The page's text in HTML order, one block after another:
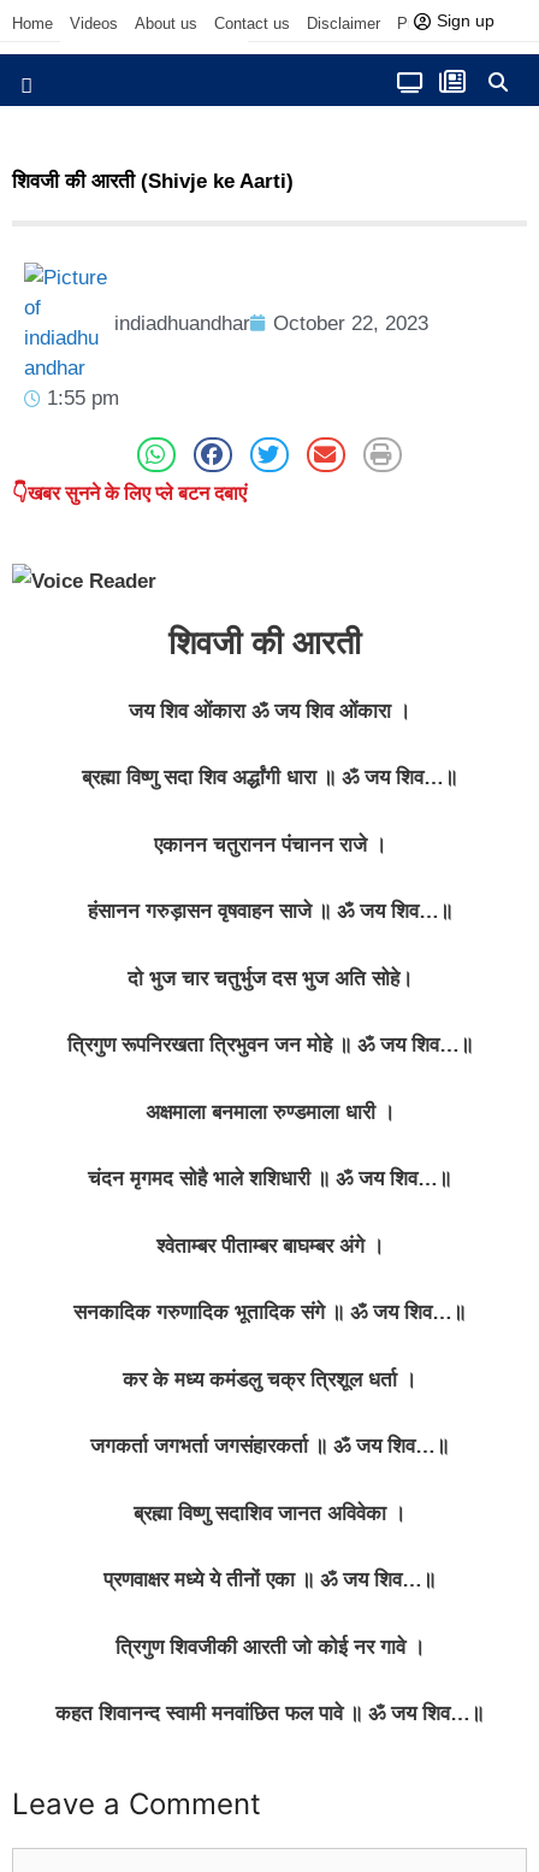
Home Videos About us Contact us Disclaimer Privacy Policy
Sign up
शिवजी की आरती (Shivje ke Aarti)
indiadhuandhar October 22, 2023
1:55 pm
👇खबर सुनने के लिए प्ले बटन दबाएं
शिवजी की आरती
जय शिव ओंकारा ॐ जय शिव ओंकारा ।
ब्रह्मा विष्णु सदा शिव अर्द्धांगी धारा ॥ ॐ जय शिव…॥
एकानन चतुरानन पंचानन राजे ।
हंसानन गरुड़ासन वृषवाहन साजे ॥ ॐ जय शिव…॥
दो भुज चार चतुर्भुज दस भुज अति सोहे।
त्रिगुण रूपनिरखता त्रिभुवन जन मोहे ॥ ॐ जय शिव…॥
अक्षमाला बनमाला रुण्डमाला धारी ।
चंदन मृगमद सोहै भाले शशिधारी ॥ ॐ जय शिव…॥
श्वेताम्बर पीताम्बर बाघम्बर अंगे ।
सनकादिक गरुणादिक भूतादिक संगे ॥ ॐ जय शिव…॥
कर के मध्य कमंडलु चक्र त्रिशूल धर्ता ।
जगकर्ता जगभर्ता जगसंहारकर्ता ॥ ॐ जय शिव…॥
ब्रह्मा विष्णु सदाशिव जानत अविवेका ।
प्रणवाक्षर मध्ये ये तीनों एका ॥ ॐ जय शिव…॥
त्रिगुण शिवजीकी आरती जो कोई नर गावे ।
कहत शिवानन्द स्वामी मनवांछित फल पावे ॥ ॐ जय शिव…॥
Leave a Comment